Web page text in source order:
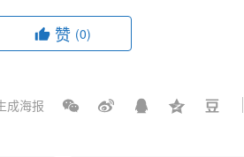
赞 (0)
成海报